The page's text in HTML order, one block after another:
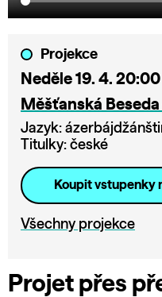
Projekce
Neděle 19. 4. 20:00
Měšťanská
Jazyk:
Titulky: české
Koupit vstupenky
Všechny projekce
Projet přes